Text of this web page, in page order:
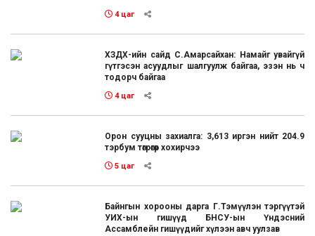
4 цаг
ХЗДХ-ийн сайд С.Амарсайхан: Намайг увайгүй
гүтгэсэн асуудлыг шалгуулж байгаа, эзэн нь ч
тодорч байгаа
4 цаг
Орон сууцны захиалга: 3,613 иргэн нийт 204.9
тэрбум төгрөгөөр хохирчээ
5 цаг
Байнгын хорооны дарга Г.Тэмүүлэн тэргүүтэй
УИХ-ын гишүүд БНСУ-ын Үндэсний
Ассамблейн гишүүдийг хүлээн авч уулзав